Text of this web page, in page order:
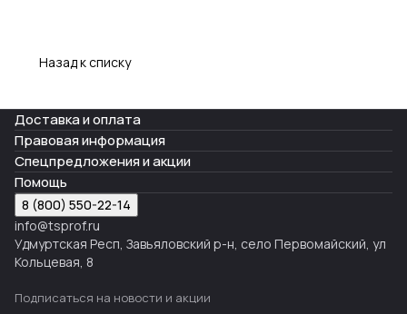
Назад к списку
Доставка и оплата
Правовая информация
Спецпредложения и акции
Помощь
8 (800) 550-22-14
info@tsprof.ru
Удмуртская Респ, Завьяловский р-н, село Первомайский, ул
Кольцевая, 8
Подписаться на новости и акции